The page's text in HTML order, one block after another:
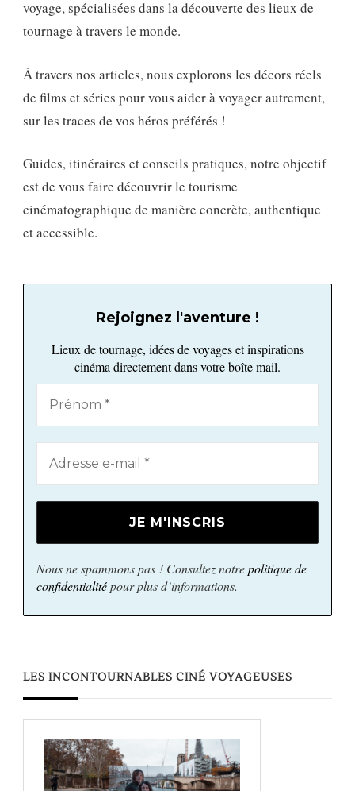
voyage, spécialisées dans la découverte des lieux de
tournage à travers le monde.
À travers nos articles, nous explorons les décors réels
de films et séries pour vous aider à voyager autrement,
sur les traces de vos héros préférés !
Guides, itinéraires et conseils pratiques, notre objectif
est de vous faire découvrir le tourisme
cinématographique de manière concrète, authentique
et accessible.
Rejoignez l'aventure !
Lieux de tournage, idées de voyages et inspirations
cinéma directement dans votre boîte mail.
Nous ne spammons pas ! Consultez notrepolitique de
confidentialitépour plus d’informations.
LES INCONTOURNABLES CINÉ VOYAGEUSES